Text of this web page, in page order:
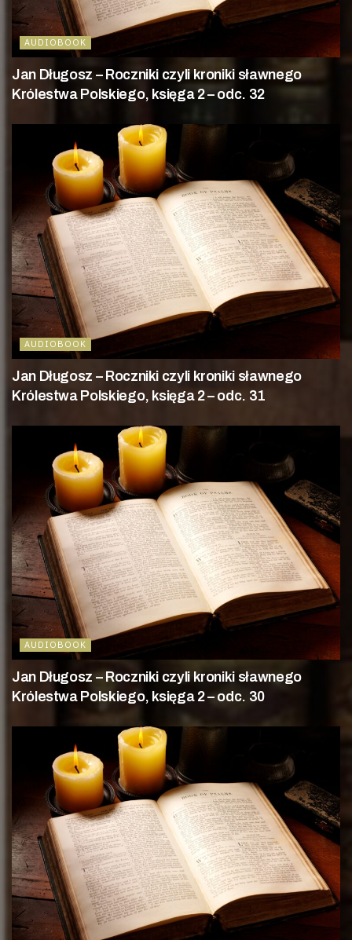
AUDIOBOOK
Jan Długosz – Roczniki czyli kroniki sławnego
Królestwa Polskiego, księga 2 – odc. 32
AUDIOBOOK
Jan Długosz – Roczniki czyli kroniki sławnego
Królestwa Polskiego, księga 2 – odc. 31
AUDIOBOOK
Jan Długosz – Roczniki czyli kroniki sławnego
Królestwa Polskiego, księga 2 – odc. 30